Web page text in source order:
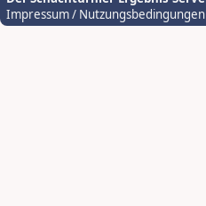
Impressum / Nutzungsbedingungen